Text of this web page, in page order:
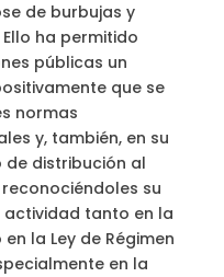
de burbujas y
ha permitido
públicas un
que se
normas
y, también, en su
distribución al
su
tanto en la
la Ley de Régimen
en la